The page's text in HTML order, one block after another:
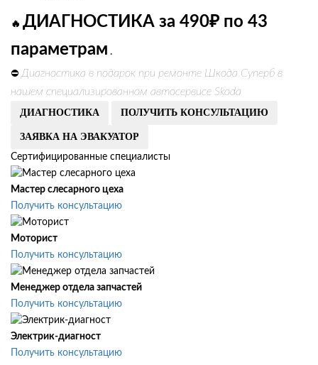
🔥 ДИАГНОСТИКА за 490₽ по 43
параметрам .
⛔ Диагностика в подарок при ремонте Шкода Суперб в
нашем специализированном автосервисе Skoda
ДИАГНОСТИКА ПОЛУЧИТЬ КОНСУЛЬТАЦИЮ
ЗАЯВКА НА ЭВАКУАТОР
Сертифицированные специалисты
Мастер слесарного цеха
Получить консультацию
Моторист
Получить консультацию
Менеджер отдела запчастей
Получить консультацию
Электрик-диагност
Получить консультацию